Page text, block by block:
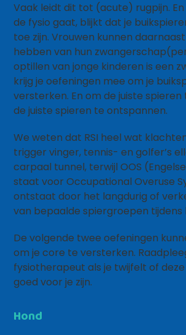
Vaak leidt dit tot (acute) rugpijn.
de fysio gaat, blijkt dat je
toe zijn. Vrouwen kunnen
hebben van hun
optillen van jonge kinderen is een
krijg je oefeningen mee om je
versterken. En om de juiste
de juiste spieren te ontspannen.
We weten dat RSI heel wat
trigger vinger, tennis- en golfer’s
carpaal tunnel, terwijl OOS
staat voor Occupational Overuse
ontstaat door het langdurig of
van bepaalde spiergroepen tijdens
De volgende twee oefeningen
om je core te versterken.
fysiotherapeut als je twijfelt of
goed voor je zijn.
Hond